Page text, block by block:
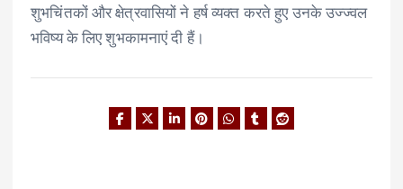
शुभचिंतकों और क्षेत्रवासियों ने हर्ष व्यक्त करते हुए उनके उज्ज्वल
भविष्य के लिए शुभकामनाएं दी हैं।